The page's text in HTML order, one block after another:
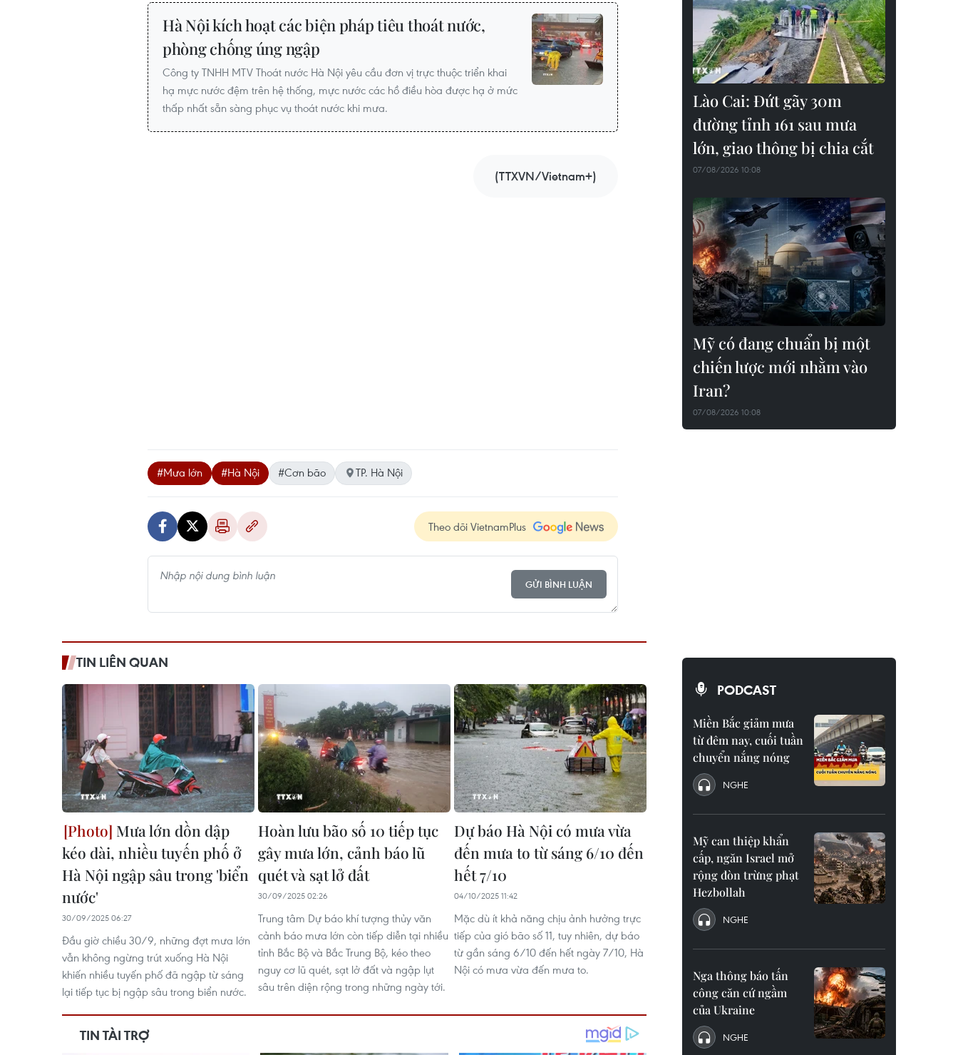
Hà Nội kích hoạt các biện pháp tiêu thoát nước,
phòng chống úng ngập
Công ty TNHH MTV Thoát nước Hà Nội yêu cầu đơn vị trực thuộc triển khai
hạ mực nước đệm trên hệ thống, mực nước các hồ điều hòa được hạ ở mức
thấp nhất sẵn sàng phục vụ thoát nước khi mưa.
(TTXVN/Vietnam+)
#Mưa lớn #Hà Nội #Cơn bão TP. Hà Nội
Theo dõi VietnamPlus
GỬI BÌNH LUẬN
TIN LIÊN QUAN
Mưa lớn dồn dập
kéo dài, nhiều tuyến phố ở
Hà Nội ngập sâu trong 'biển
nước'
30/09/2025 06:27
Đầu giờ chiều 30/9, những đợt mưa lớn
vẫn không ngừng trút xuống Hà Nội
khiến nhiều tuyến phố đã ngập từ sáng
lại tiếp tục bị ngập sâu trong biển nước.
Hoàn lưu bão số 10 tiếp tục
gây mưa lớn, cảnh báo lũ
quét và sạt lở đất
30/09/2025 02:26
Trung tâm Dự báo khí tượng thủy văn
cảnh báo mưa lớn còn tiếp diễn tại nhiều
tỉnh Bắc Bộ và Bắc Trung Bộ, kéo theo
nguy cơ lũ quét, sạt lở đất và ngập lụt
sâu trên diện rộng trong những ngày tới.
Dự báo Hà Nội có mưa vừa
đến mưa to từ sáng 6/10 đến
hết 7/10
04/10/2025 11:42
Mặc dù ít khả năng chịu ảnh hưởng trực
tiếp của gió bão số 11, tuy nhiên, dự báo
từ gần sáng 6/10 đến hết ngày 7/10, Hà
Nội có mưa vừa đến mưa to.
Lào Cai: Đứt gãy 30m
đường tỉnh 161 sau mưa
lớn, giao thông bị chia cắt
07/08/2026 10:08
Mỹ có đang chuẩn bị một
chiến lược mới nhằm vào
Iran?
07/08/2026 10:08
PODCAST
Miền Bắc giảm mưa
từ đêm nay, cuối tuần
chuyển nắng nóng
NGHE
Mỹ can thiệp khẩn
cấp, ngăn Israel mở
rộng đòn trừng phạt
Hezbollah
NGHE
Nga thông báo tấn
công căn cứ ngầm
của Ukraine
NGHE